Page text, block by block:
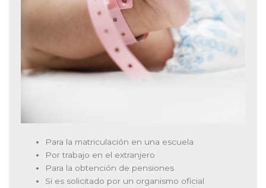
Para la matriculación en una escuela
Por trabajo en el extranjero
Para la obtención de pensiones
Si es solicitado por un organismo oficial